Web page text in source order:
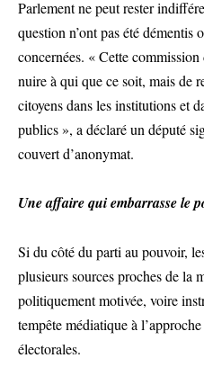
Parlement ne peut rester
question n’ont pas été
concernées. « Cette commission
nuire à qui que ce soit, mais de
citoyens dans les institutions et
publics », a déclaré un député
couvert d’anonymat.
Une affaire qui embarrasse le
Si du côté du parti au pouvoir,
plusieurs sources proches de la
politiquement motivée, voire
tempête médiatique à
électorales.